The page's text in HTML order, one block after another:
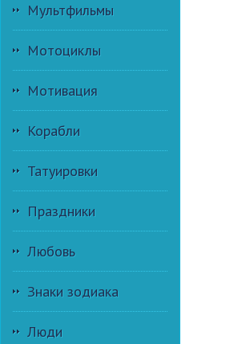
Мультфильмы
Мотоциклы
Мотивация
Корабли
Татуировки
Праздники
Любовь
Знаки зодиака
Люди